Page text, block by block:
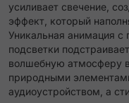
усиливает свечение,
эффект, который
Уникальная анимация
подсветки
волшебную атмосферу
природными
аудиоустройством, а